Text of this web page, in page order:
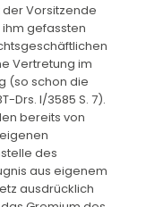
der Vorsitzende
gefassten
Vertretung im
(so schon die
Drs. I/3585 S. 7).
bereits von
des
aus eigenem
ausdrücklich